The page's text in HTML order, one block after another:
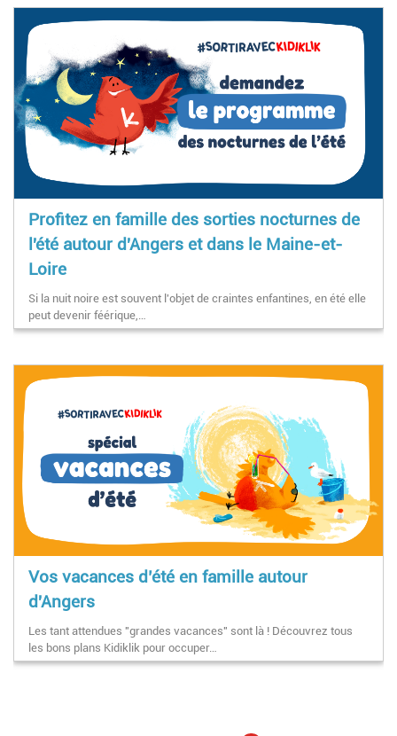
Profitez en famille des sorties nocturnes de
l'été autour d'Angers et dans le Maine-et-
Loire
Si la nuit noire est souvent l'objet de craintes enfantines, en été elle
peut devenir féérique,…
Vos vacances d’été en famille autour
d'Angers
Les tant attendues "grandes vacances" sont là ! Découvrez tous
les bons plans Kidiklik pour occuper…